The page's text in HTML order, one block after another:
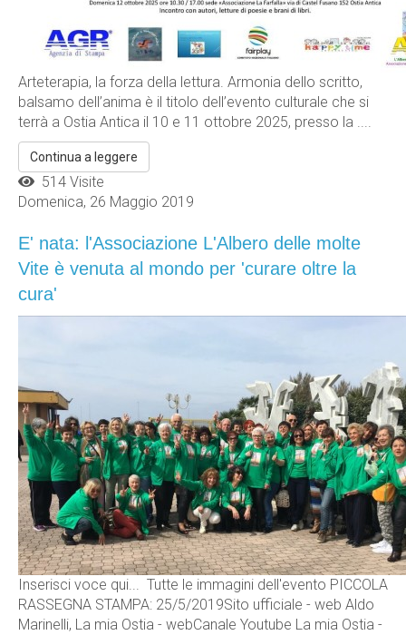
Arteterapia, la forza della lettura. Armonia dello scritto,
balsamo dell’anima è il titolo dell’evento culturale che si
terrà a Ostia Antica il 10 e 11 ottobre 2025, presso la ....
Continua a leggere
514 Visite
Domenica, 26 Maggio 2019
E' nata: l'Associazione L'Albero delle molte
Vite è venuta al mondo per 'curare oltre la
cura'
Inserisci voce qui... Tutte le immagini dell'evento PICCOLA
RASSEGNA STAMPA: 25/5/2019Sito ufficiale - web Aldo
Marinelli, La mia Ostia - webCanale Youtube La mia Ostia -